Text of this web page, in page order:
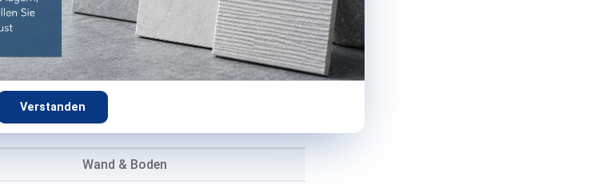
Verstanden
Holzoptik
Feinsteinzeug
9 mm
Wand & Boden